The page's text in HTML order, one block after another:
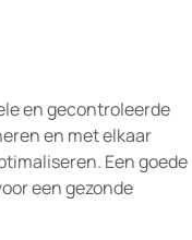
en gecontroleerde
en met elkaar
Een goede
een gezonde